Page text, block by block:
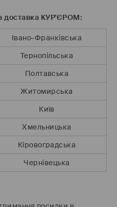
доставка КУР'ЄРОМ:
Івано-Франківська
Тернопільська
Полтавська
Житомирська
Київ
Хмельницька
Кіровоградська
Чернівецька